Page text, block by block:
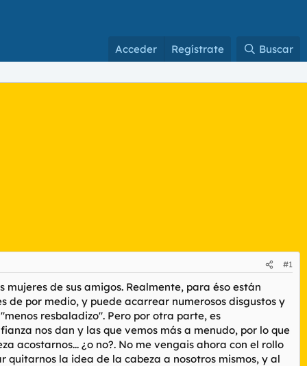
Acceder Regístrate Buscar
#1
de sus amigos. Realmente, para éso están
de por medio, y puede acarrear numerosos disgustos y
resbaladizo". Pero por otra parte, es
nos dan y las que vemos más a menudo, por lo que
acostarnos... ¿o no?. No me vengais ahora con el rollo
la idea de la cabeza a nosotros mismos, y al